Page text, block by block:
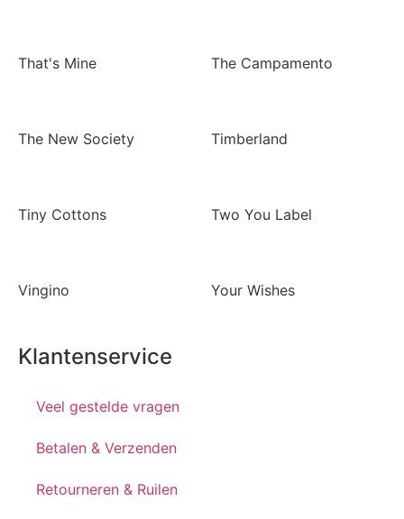
That's Mine The Campamento
The New Society Timberland
Tiny Cottons Two You Label
Vingino Your Wishes
Klantenservice
Veel gestelde vragen
Betalen & Verzenden
Retourneren & Ruilen